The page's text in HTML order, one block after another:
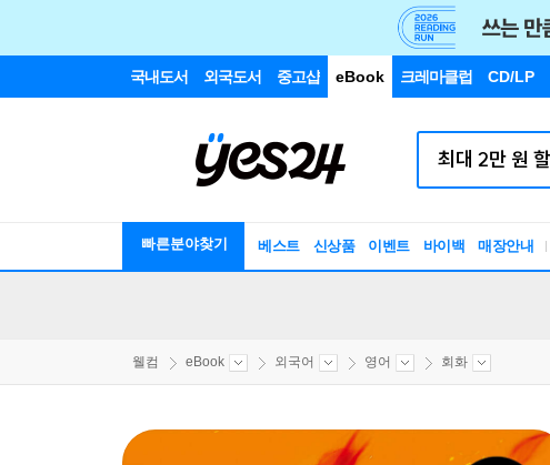
국내도서 외국도서 중고샵 eBook 크레마클럽 CD/LP
빠른분야찾기 베스트 신상품 이벤트 바이백 매장안내
웰컴 eBook 외국어 영어 회화